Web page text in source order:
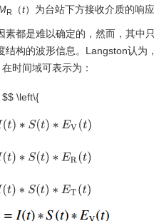
R （t）为台站下方接收介质的响应
都是难以确定的，然而，其中
构的波形信息。Langston认为
时间域可表示为：
$$ \left\{
(t)∗E V(t)D R t)=I(t)∗